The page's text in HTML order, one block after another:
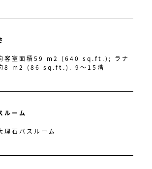
客室面積59 m2 (640 sq.ft.); ラナ
8 m2 (86 sq.ft.). 9〜15階
ルーム
理石バスルーム